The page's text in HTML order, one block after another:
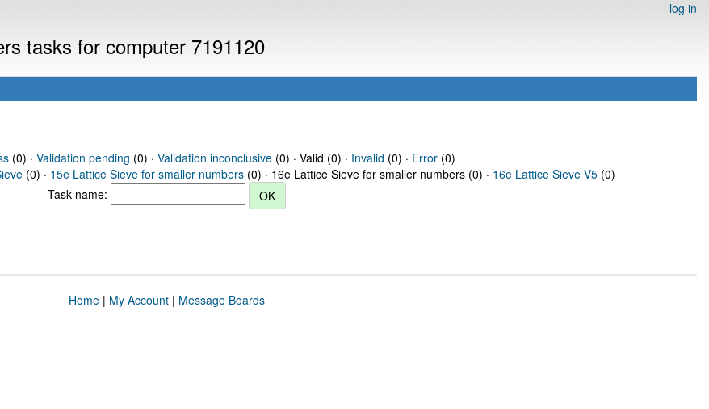
log in
tasks for computer 7191120
(0) · Validation pending (0) · Validation inconclusive(0) · Valid (0) · Invalid (0) · Error(0)
(0) · 15e Lattice Sieve for smaller numbers (0) · 16e Lattice Sieve for smaller numbers (0) · 16e Lattice Sieve V5 (0)
Task name:
Home| My Account| Message Boards